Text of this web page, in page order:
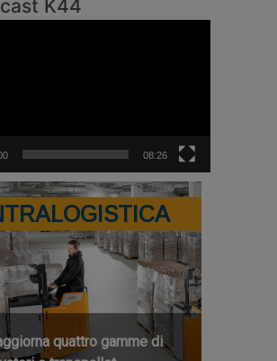
K44
08:26
quattro gamme di